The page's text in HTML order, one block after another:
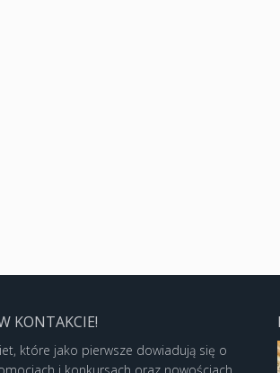
KONTAKCIE!
które jako pierwsze dowiadują się o